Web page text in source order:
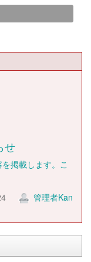
せ
掲載します。こ
管理者Kan